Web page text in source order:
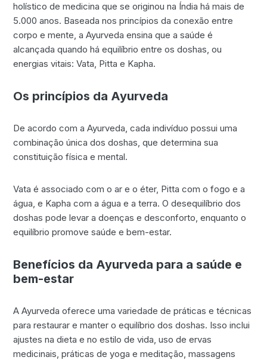
holístico de medicina que se originou na Índia há mais de
5.000 anos. Baseada nos princípios da conexão entre
corpo e mente, a Ayurveda ensina que a saúde é
alcançada quando há equilíbrio entre os doshas, ou
energias vitais: Vata, Pitta e Kapha.
Os princípios da Ayurveda
De acordo com a Ayurveda, cada indivíduo possui uma
combinação única dos doshas, que determina sua
constituição física e mental.
Vata é associado com o ar e o éter, Pitta com o fogo e a
água, e Kapha com a água e a terra. O desequilíbrio dos
doshas pode levar a doenças e desconforto, enquanto o
equilíbrio promove saúde e bem-estar.
Benefícios da Ayurveda para a saúde e
bem-estar
A Ayurveda oferece uma variedade de práticas e técnicas
para restaurar e manter o equilíbrio dos doshas. Isso inclui
ajustes na dieta e no estilo de vida, uso de ervas
medicinais, práticas de yoga e meditação, massagens